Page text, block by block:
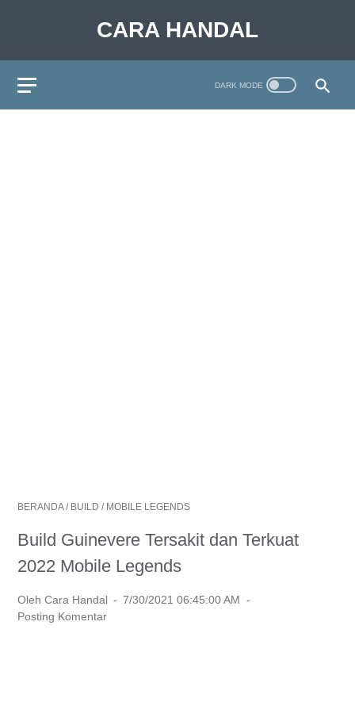
CARA HANDAL
BERANDA / BUILD / MOBILE LEGENDS
Build Guinevere Tersakit dan Terkuat
2022 Mobile Legends
Oleh Cara Handal
7/30/2021 06:45:00 AM
Posting Komentar